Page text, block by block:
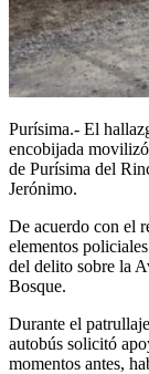
Purísima.- El
encobijada
de Purísima del
Jerónimo.
De acuerdo con el
elementos
del delito sobre la
Bosque.
Durante el
autobús solicitó
momentos antes,